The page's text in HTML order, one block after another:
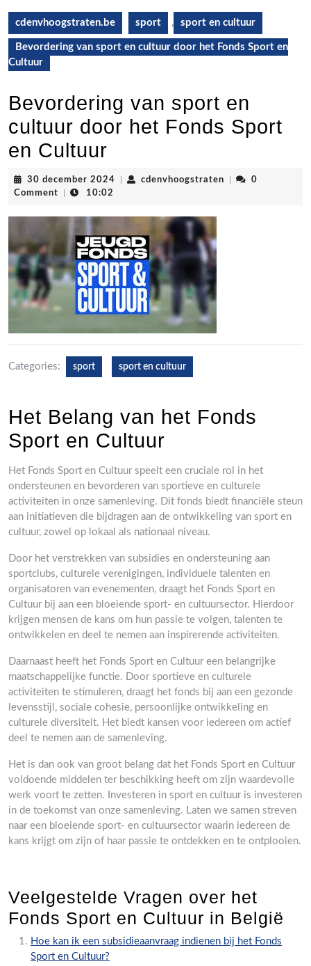
cdenvhoogstraten.be sport , sport en cultuur
Bevordering van sport en cultuur door het Fonds Sport en
Cultuur
Bevordering van sport en
cultuur door het Fonds Sport
en Cultuur
30 december 2024 30
cdenvhoogstraten cdenvhoogstraten
0
Comment
10:02
Categories: sport sport en cultuur
Het Belang van het Fonds
Sport en Cultuur
Het Fonds Sport en Cultuur speelt een cruciale rol in het
ondersteunen en bevorderen van sportieve en culturele
activiteiten in onze samenleving. Dit fonds biedt financiële steun
aan initiatieven die bijdragen aan de ontwikkeling van sport en
cultuur, zowel op lokaal als nationaal niveau.
Door het verstrekken van subsidies en ondersteuning aan
sportclubs, culturele verenigingen, individuele talenten en
organisatoren van evenementen, draagt het Fonds Sport en
Cultuur bij aan een bloeiende sport- en cultuursector. Hierdoor
krijgen mensen de kans om hun passie te volgen, talenten te
ontwikkelen en deel te nemen aan inspirerende activiteiten.
Daarnaast heeft het Fonds Sport en Cultuur een belangrijke
maatschappelijke functie. Door sportieve en culturele
activiteiten te stimuleren, draagt het fonds bij aan een gezonde
levensstijl, sociale cohesie, persoonlijke ontwikkeling en
culturele diversiteit. Het biedt kansen voor iedereen om actief
deel te nemen aan de samenleving.
Het is dan ook van groot belang dat het Fonds Sport en Cultuur
voldoende middelen ter beschikking heeft om zijn waardevolle
werk voort te zetten. Investeren in sport en cultuur is investeren
in de toekomst van onze samenleving. Laten we samen streven
naar een bloeiende sport- en cultuursector waarin iedereen de
kans krijgt om zijn of haar passie te ontdekken en te ontplooien.
Veelgestelde Vragen over het
Fonds Sport en Cultuur in België
Hoe kan ik een subsidieaanvraag indienen bij het Fonds
Sport en Cultuur?